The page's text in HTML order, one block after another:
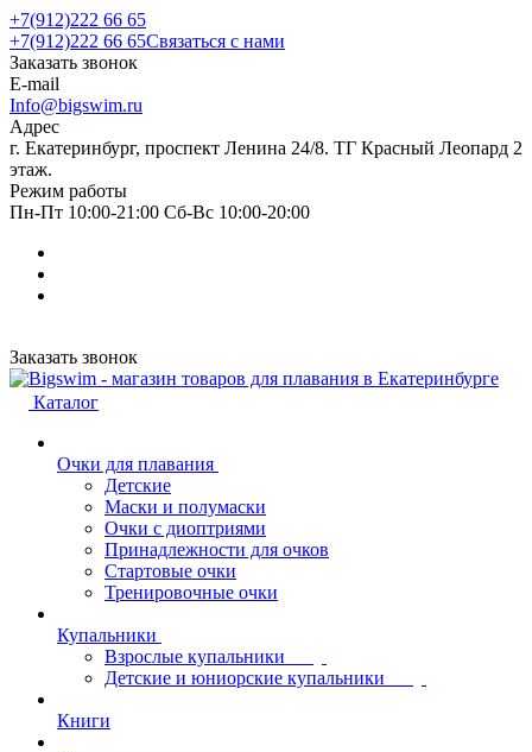
+7(912)222 66 65
+7(912)222 66 65Связаться с нами
Заказать звонок
E-mail
Info@bigswim.ru
Адрес
г. Екатеринбург, проспект Ленина 24/8. ТГ Красный Леопард 2
этаж.
Режим работы
Пн-Пт 10:00-21:00 Сб-Вс 10:00-20:00
Заказать звонок
Каталог
Очки для плавания
Детские
Маски и полумаски
Очки с диоптриями
Принадлежности для очков
Стартовые очки
Тренировочные очки
Купальники
Взрослые купальники
Детские и юниорские купальники
Книги